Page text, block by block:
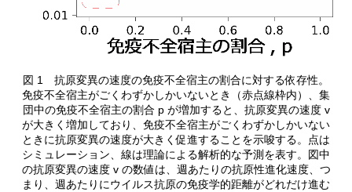
図 1 抗原変異の速度の免疫不全宿主の割合に対する依存性。
免疫不全宿主がごくわずかしかいないとき（赤点線枠内）、集
団中の免疫不全宿主の割合 p が増加すると、抗原変異の速度 v
が大きく増加しており、免疫不全宿主がごくわずかしかいない
ときに抗原変異の速度が大きく促進することを示唆する。点は
シミュレーション、線は理論による解析的な予測を表す。図中
の抗原変異の速度 v の数値は、週あたりの抗原性進化速度、つ
まり、週あたりにウイルス抗原の免疫学的距離がどれだけ進む